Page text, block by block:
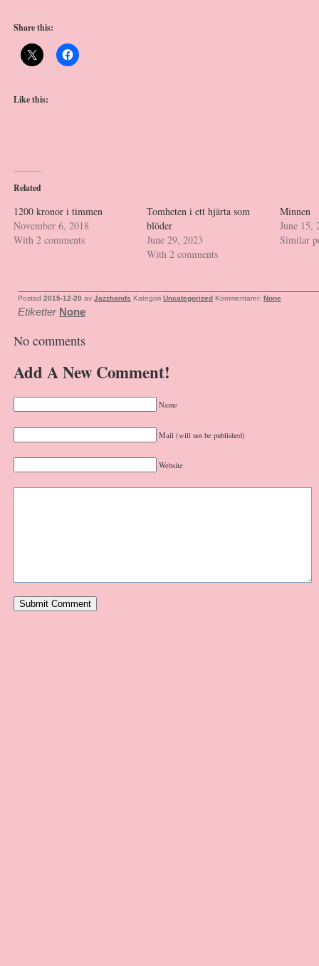
Share this:
Like this:
Related
1200 kronor i timmen
November 6, 2018
With 2 comments
Tomheten i ett hjärta som
blöder
June 29, 2023
With 2 comments
Minnen
June 15,
Similar
Postad 2015-12-20 av Jazzhands Kategori Uncategorized Kommentarer: None
Etiketter None
No comments
Add A New Comment!
Name
Mail (will not be published)
Website